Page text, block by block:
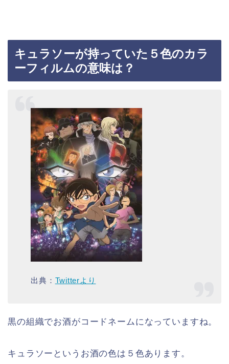
キュラソーが持っていた５色のカラ
ーフィルムの意味は？
出典： Twitterより
黒の組織でお酒がコードネームになっていますね。
キュラソーというお酒の色は５色あります。